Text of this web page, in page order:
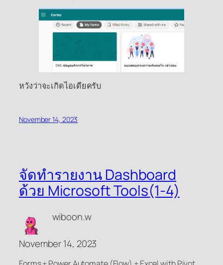
หวังว่าจะเกิดไอเดียครับ
November 14, 2023
จัดทำรายงาน Dashboard
ด้วย Microsoft Tools(1-4)
wiboon.w
November 14, 2023